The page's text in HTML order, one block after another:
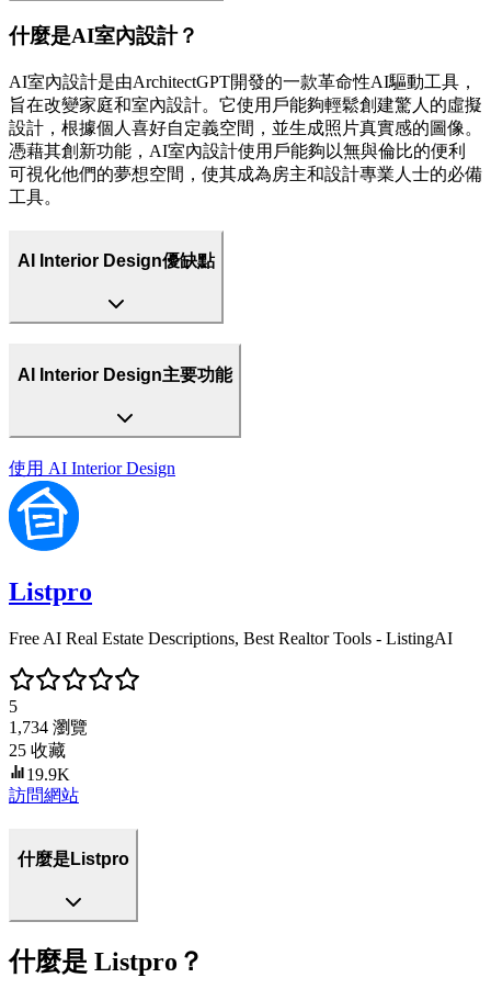
什麼是AI室內設計？
AI室內設計是由ArchitectGPT開發的一款革命性AI驅動工具，
旨在改變家庭和室內設計。它使用戶能夠輕鬆創建驚人的虛擬
設計，根據個人喜好自定義空間，並生成照片真實感的圖像。
憑藉其創新功能，AI室內設計使用戶能夠以無與倫比的便利
可視化他們的夢想空間，使其成為房主和設計專業人士的必備
工具。
AI Interior Design優缺點
AI Interior Design主要功能
使用 AI Interior Design
Listpro
Free AI Real Estate Descriptions, Best Realtor Tools - ListingAI
5
1,734 瀏覽
25 收藏
19.9K
訪問網站
什麼是Listpro
什麼是 Listpro？